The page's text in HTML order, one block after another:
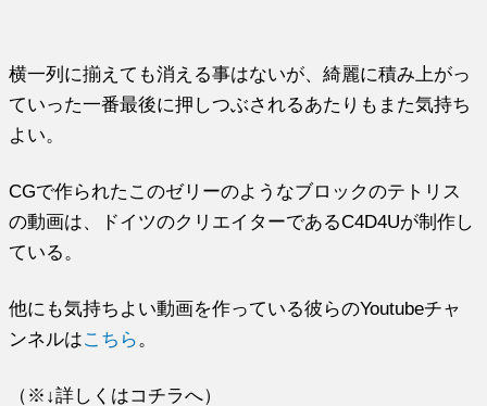
横一列に揃えても消える事はないが、綺麗に積み上がっ
ていった一番最後に押しつぶされるあたりもまた気持ち
よい。
CGで作られたこのゼリーのようなブロックのテトリス
の動画は、ドイツのクリエイターであるC4D4Uが制作し
ている。
他にも気持ちよい動画を作っている彼らのYoutubeチャ
ンネルはこちら 。
（※↓詳しくはコチラへ）